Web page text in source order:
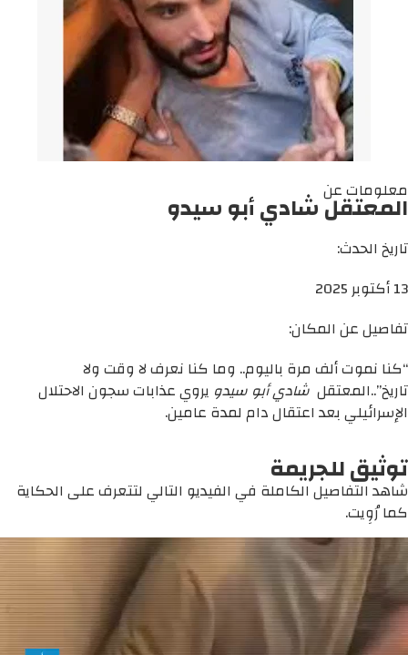
معلومات عن
المعتقل شادي أبو سيدو
تاريخ الحدث:
13 أكتوبر 2025
تفاصيل عن المكان:
“كنا نموت ألف مرة باليوم.. وما كنا نعرف لا وقت ولا
تاريخ”..المعتقل شادي أبو سيدو يروي عذابات سجون الاحتلال
الإسرائيلي بعد اعتقال دام لمدة عامين.
توثيق للجريمة
شاهد التفاصيل الكاملة في الفيديو التالي لتتعرف على الحكاية
كما رُوِيت.